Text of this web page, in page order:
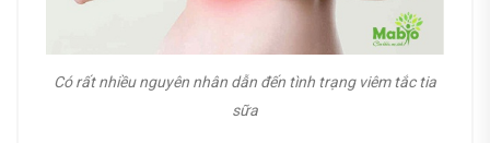
Có rất nhiều nguyên nhân dẫn đến tình trạng viêm tắc tia
sữa